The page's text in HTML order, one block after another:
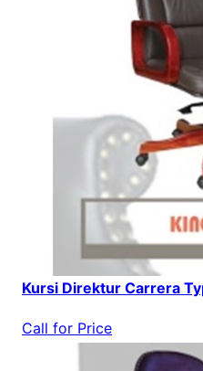
Kursi Direktur Carrera
Call for Price